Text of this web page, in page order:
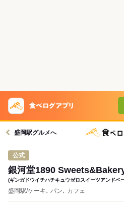
盛岡駅グルメへ
公式
銀河堂1890
(ギンガドウイチハチキュウゼロスイーツアンドベ
盛岡駅/ケーキ､ パン､ カフェ